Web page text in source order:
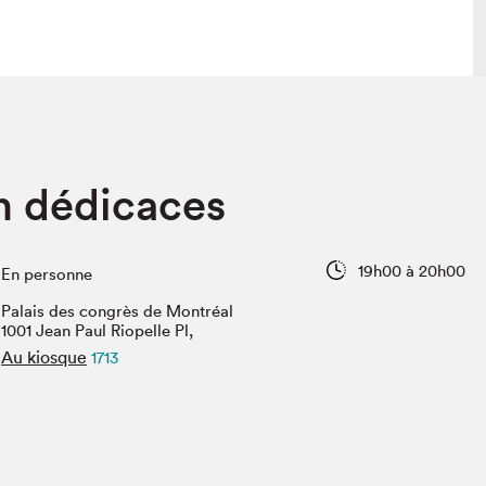
Vidéos et balados
dédicaces
En personne
19h00 à 20h00
Palais des congrès de Montréal
1001 Jean Paul Riopelle Pl,
Au kiosque 1713